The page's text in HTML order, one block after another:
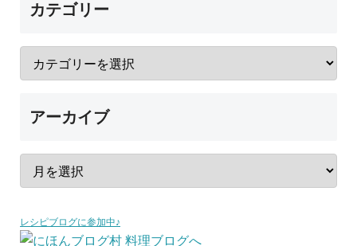
カテゴリー
アーカイブ
レシピブログに参加中♪